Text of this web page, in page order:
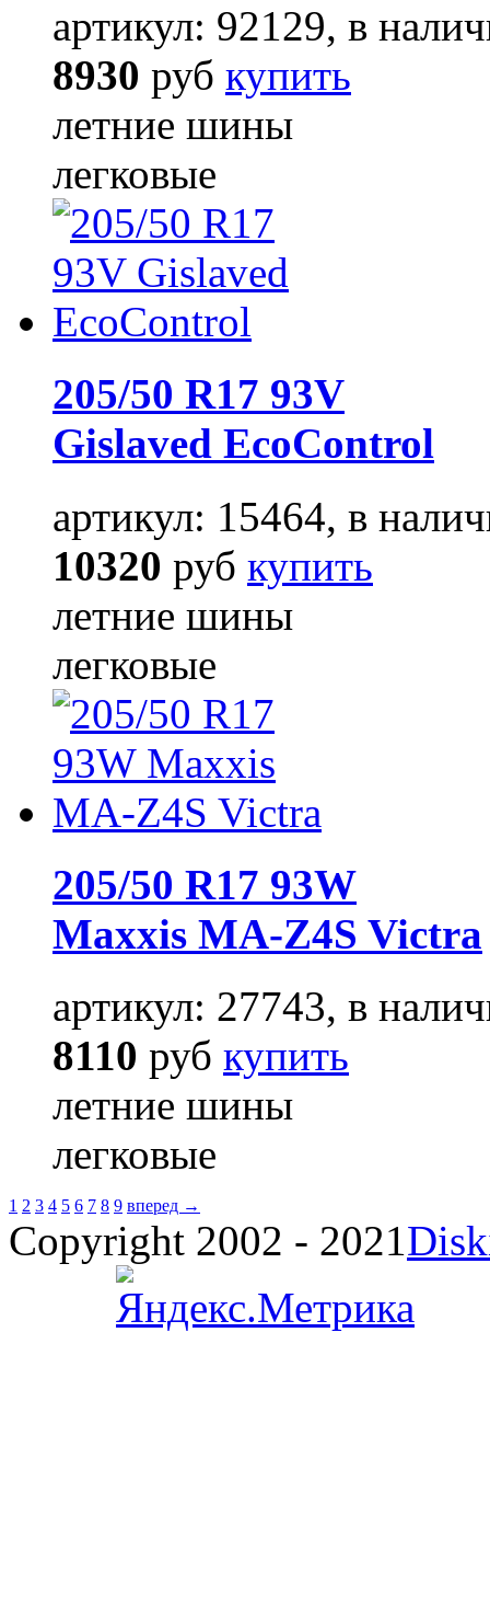
артикул: 92129, в
8930 руб купить
летние шины
легковые
205/50 R17 93V
Gislaved EcoControl
артикул: 15464, в
10320 руб купить
летние шины
легковые
205/50 R17 93W
Maxxis MA-Z4S Victra
артикул: 27743, в
8110 руб купить
летние шины
легковые
1 2 3 4 5 6 7 8 9 вперед →
Copyright 2002 - 2021